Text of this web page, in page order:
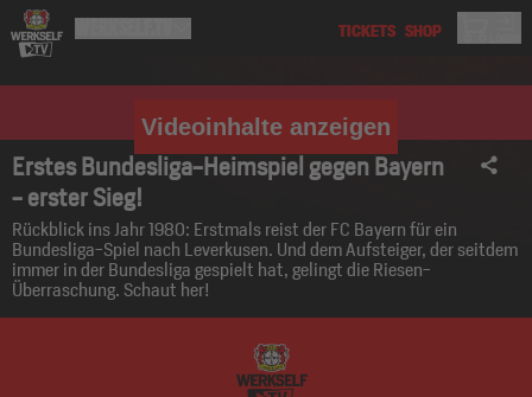
Videoinhalte anzeigen
Erstes Bundesliga-Heimspiel gegen Bayern
- erster Sieg!
Rückblick ins Jahr 1980: Erstmals reist der FC Bayern für ein
Bundesliga-Spiel nach Leverkusen. Und dem Aufsteiger, der seitdem
immer in der Bundesliga gespielt hat, gelingt die Riesen-
Überraschung. Schaut her!